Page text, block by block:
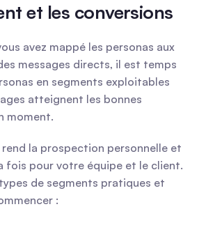
et les conversions
avez mappé les personas aux
messages directs, il est temps
en segments exploitables
atteignent les bonnes
moment.
la prospection personnelle et
fois pour votre équipe et le client.
de segments pratiques et
: